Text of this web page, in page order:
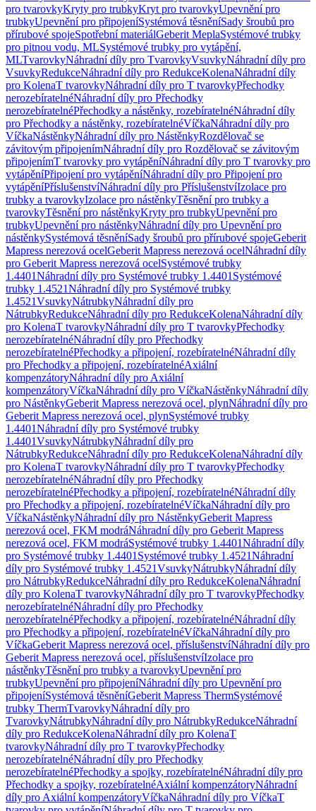
pro tvarovkyKryty pro trubkyKryt pro tvarovkyUpevnění pro
trubkyUpevnění pro připojeníSystémová těsněníSady šroubů pro
přírubové spojeSpotřební materiálGeberit MeplaSystémové trubky
pro pitnou vodu, MLSystémové trubky pro vytápění,
MLTvarovkyNáhradní díly pro TvarovkyVsuvkyNáhradní díly pro
VsuvkyRedukceNáhradní díly pro RedukceKolenaNáhradní díly
pro KolenaT tvarovkyNáhradní díly pro T tvarovkyPřechodky
nerozebíratelnéNáhradní díly pro Přechodky
nerozebíratelnéPřechodky a nástěnky, rozebíratelnéNáhradní díly
pro Přechodky a nástěnky, rozebíratelnéVíčkaNáhradní díly pro
VíčkaNástěnkyNáhradní díly pro NástěnkyRozdělovač se
závitovým připojenímNáhradní díly pro Rozdělovač se závitovým
připojenímT tvarovky pro vytápěníNáhradní díly pro T tvarovky pro
vytápěníPřipojení pro vytápěníNáhradní díly pro Připojení pro
vytápěníPříslušenstvíNáhradní díly pro PříslušenstvíIzolace pro
trubky a tvarovkyIzolace pro nástěnkyTěsnění pro trubky a
tvarovkyTěsnění pro nástěnkyKryty pro trubkyUpevnění pro
trubkyUpevnění pro nástěnkyNáhradní díly pro Upevnění pro
nástěnkySystémová těsněníSady šroubů pro přírubové spojeGeberit
Mapress nerezová ocelGeberit Mapress nerezová ocelNáhradní díly
pro Geberit Mapress nerezová ocelSystémové trubky
1.4401Náhradní díly pro Systémové trubky 1.4401 Systémové
trubky 1.4521Náhradní díly pro Systémové trubky
1.4521VsuvkyNátrubkyNáhradní díly pro
NátrubkyRedukceNáhradní díly pro RedukceKolenaNáhradní díly
pro KolenaT tvarovkyNáhradní díly pro T tvarovkyPřechodky
nerozebíratelnéNáhradní díly pro Přechodky
nerozebíratelnéPřechodky a připojení, rozebíratelnéNáhradní díly
pro Přechodky a připojení, rozebíratelnéAxiální
kompenzátoryNáhradní díly pro Axiální
kompenzátoryVíčkaNáhradní díly pro VíčkaNástěnkyNáhradní díly
pro NástěnkyGeberit Mapress nerezová ocel, plynNáhradní díly pro
Geberit Mapress nerezová ocel, plynSystémové trubky
1.4401Náhradní díly pro Systémové trubky
1.4401VsuvkyNátrubkyNáhradní díly pro
NátrubkyRedukceNáhradní díly pro RedukceKolenaNáhradní díly
pro KolenaT tvarovkyNáhradní díly pro T tvarovkyPřechodky
nerozebíratelnéNáhradní díly pro Přechodky
nerozebíratelnéPřechodky a připojení, rozebíratelnéNáhradní díly
pro Přechodky a připojení, rozebíratelnéVíčkaNáhradní díly pro
VíčkaNástěnkyNáhradní díly pro NástěnkyGeberit Mapress
nerezová ocel, FKM modráNáhradní díly pro Geberit Mapress
nerezová ocel, FKM modráSystémové trubky 1.4401Náhradní díly
pro Systémové trubky 1.4401 Systémové trubky 1.4521Náhradní
díly pro Systémové trubky 1.4521VsuvkyNátrubkyNáhradní díly
pro NátrubkyRedukceNáhradní díly pro RedukceKolenaNáhradní
díly pro KolenaT tvarovkyNáhradní díly pro T tvarovkyPřechodky
nerozebíratelnéNáhradní díly pro Přechodky
nerozebíratelnéPřechodky a připojení, rozebíratelnéNáhradní díly
pro Přechodky a připojení, rozebíratelnéVíčkaNáhradní díly pro
VíčkaGeberit Mapress nerezová ocel, příslušenstvíNáhradní díly pro
Geberit Mapress nerezová ocel, příslušenstvíIzolace pro
nástěnkyTěsnění pro trubky a tvarovkyUpevnění pro
trubkyUpevnění pro připojeníNáhradní díly pro Upevnění pro
připojeníSystémová těsněníGeberit Mapress ThermSystémové
trubky ThermTvarovkyNáhradní díly pro
TvarovkyNátrubkyNáhradní díly pro NátrubkyRedukceNáhradní
díly pro RedukceKolenaNáhradní díly pro KolenaT
tvarovkyNáhradní díly pro T tvarovkyPřechodky
nerozebíratelnéNáhradní díly pro Přechodky
nerozebíratelnéPřechodky a spojky, rozebíratelnéNáhradní díly pro
Přechodky a spojky, rozebíratelnéAxiální kompenzátoryNáhradní
díly pro Axiální kompenzátoryVíčkaNáhradní díly pro VíčkaT